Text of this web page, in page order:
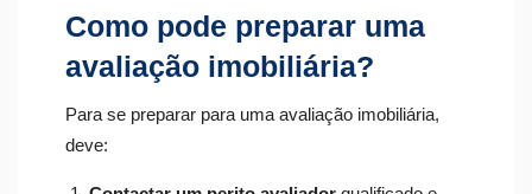
Como pode preparar uma
avaliação imobiliária?
Para se preparar para uma avaliação imobiliária,
deve: